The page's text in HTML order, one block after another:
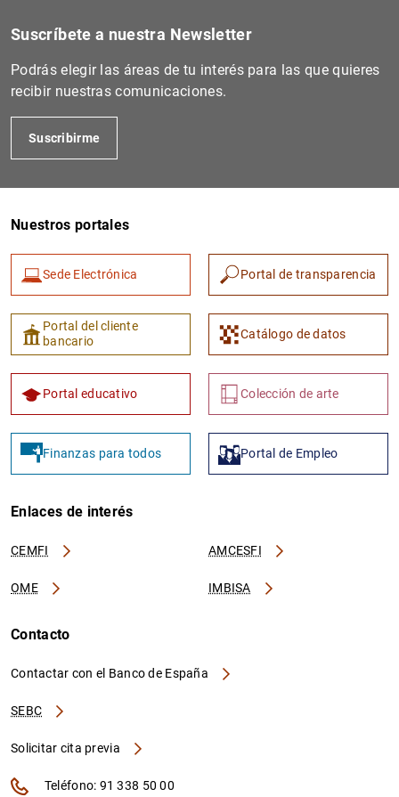
Suscríbete a nuestra Newsletter
Podrás elegir las áreas de tu interés para las que quieres
recibir nuestras comunicaciones.
Suscribirme
Nuestros portales
Sede Electrónica Portal de transparencia
Portal del cliente
bancario
Catálogo de datos
Portal educativo Colección de arte
Finanzas para todos Portal de Empleo
Enlaces de interés
CEMFI AMCESFI
OME IMBISA
Contacto
Contactar con el Banco de España
SEBC
Solicitar cita previa
Teléfono: 91 338 50 00